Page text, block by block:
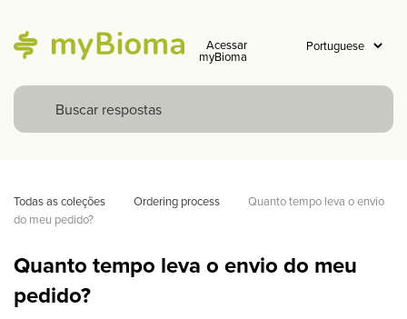
Acessar
myBioma
Todas as coleções Ordering process
Quanto tempo leva o envio
do meu pedido?
Quanto tempo leva o envio do meu
pedido?